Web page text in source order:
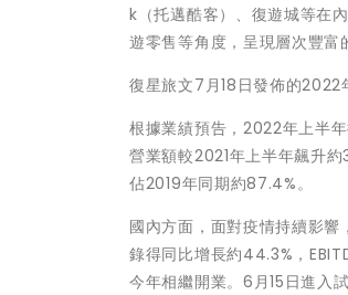
k（托邁酷客）、復遊城等在
遊零售等角度，呈現層次豐富
復星旅文7月18日發佈的2022
根據業績預告，2022年上半
營業額較2021年上半年飆升
佔2019年同期約87.4%。
國內方面，面對疫情持續影
錄得同比增長約44.3%，
今年相繼開業。6月15日進入